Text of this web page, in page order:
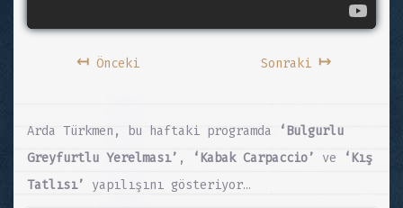
↤Önceki Sonraki ↦
Arda Türkmen, bu haftaki programda
‘Bulgurlu
Greyfurtlu Yerelması’ , ‘Kabak Carpaccio’ ve
‘Kış
Tatlısı’
yapılışını gösteriyor…